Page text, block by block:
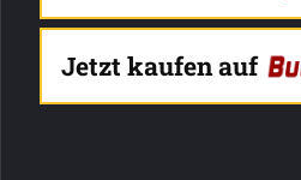
Jetzt kaufen auf